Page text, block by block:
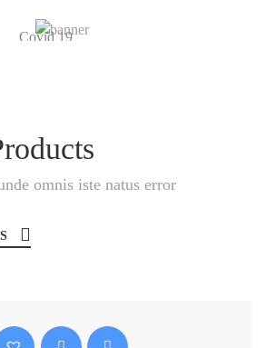
Hand Mask
Covid 19
omnis iste natus error